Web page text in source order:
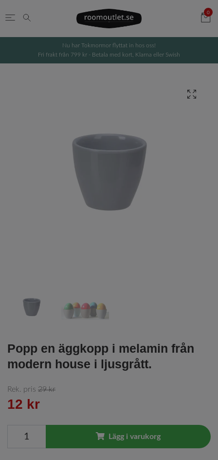
0
Nu har Tokmormor flyttat in hos oss!
Fri frakt från 799 kr - Betala med kort, Klarna eller Swish
Popp en äggkopp i melamin från
modern house i ljusgrått.
Rek. pris 29 kr
12 kr
Lägg i varukorg